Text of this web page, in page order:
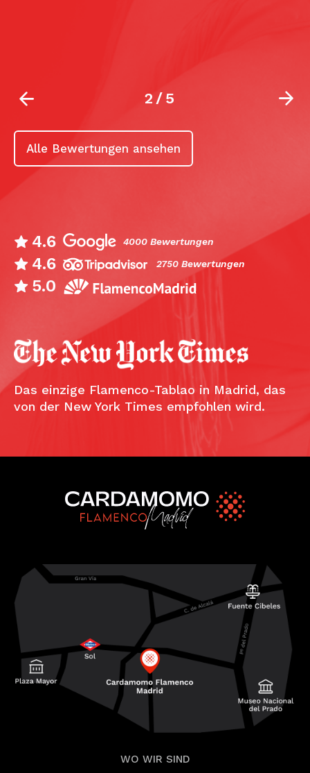
2/5
Alle Bewertungen ansehen
4.6 4000 Bewertungen
4.6 2750 Bewertungen
5.0
Das einzige Flamenco-Tablao in Madrid, das
von der New York Times empfohlen wird.
WO WIR SIND